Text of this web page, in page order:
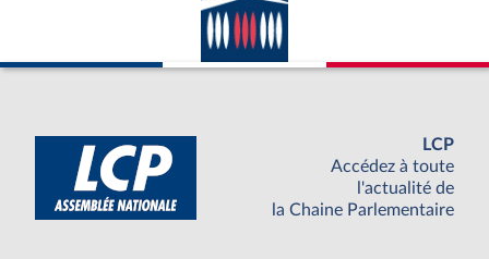
LCP
Accédez à toute
l'actualité de
la Chaine Parlementaire